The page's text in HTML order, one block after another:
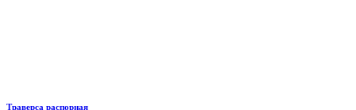
Траверса распорная